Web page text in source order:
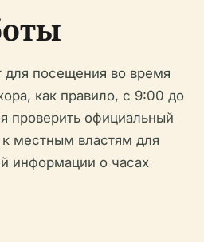
для посещения во время
как правило, с 9:00 до
проверить официальный
к местным властям для
информации о часах